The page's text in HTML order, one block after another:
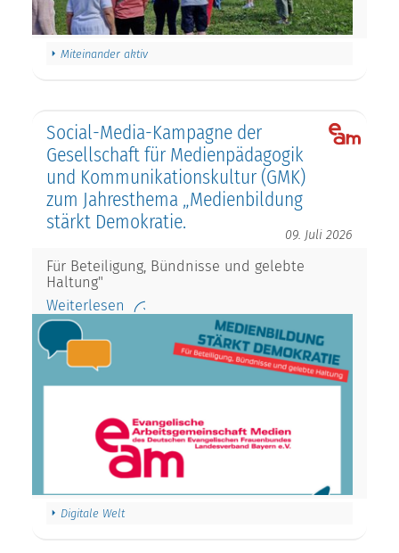
Miteinander aktiv
Social-Media-Kampagne der
Gesellschaft für Medienpädagogik
und Kommunikationskultur (GMK)
zum Jahresthema „Medienbildung
stärkt Demokratie.
09. Juli 2026
Für Beteiligung, Bündnisse und gelebte
Haltung"
Weiterlesen
Digitale Welt